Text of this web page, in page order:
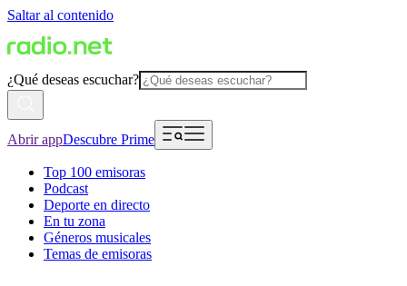
Saltar al contenido
¿Qué deseas escuchar?
Abrir appDescubre Prime
Top 100 emisoras
Podcast
Deporte en directo
En tu zona
Géneros musicales
Temas de emisoras